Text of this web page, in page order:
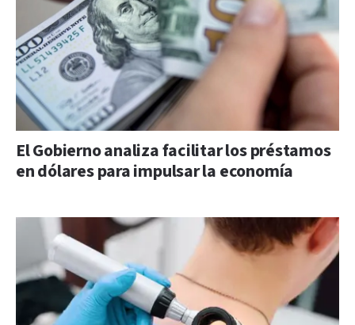
El Gobierno analiza facilitar los préstamos
en dólares para impulsar la economía